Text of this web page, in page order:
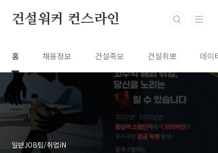
건설워커 컨스라인
홈 채용정보 건설족보 건설취뽀 데이
일반JOB팁/취업iN